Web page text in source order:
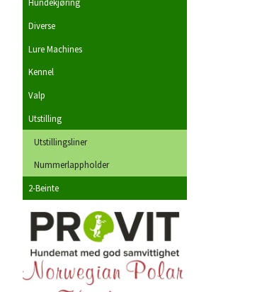
Diverse
Lure Machines
Kennel
Valp
Utstilling
Utstillingsliner
Nummerlappholder
2-Beinte